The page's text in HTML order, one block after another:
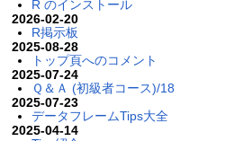
R のインストール
2026-02-20
R掲示板
2025-08-28
トップ頁へのコメント
2025-07-24
Ｑ＆Ａ (初級者コース)/18
2025-07-23
データフレームTips大全
2025-04-14